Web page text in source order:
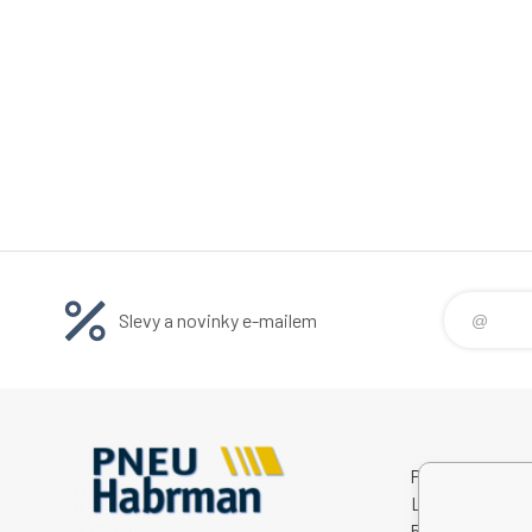
Slevy a novinky e-mailem
Pneu Habrman
Lhotka 229